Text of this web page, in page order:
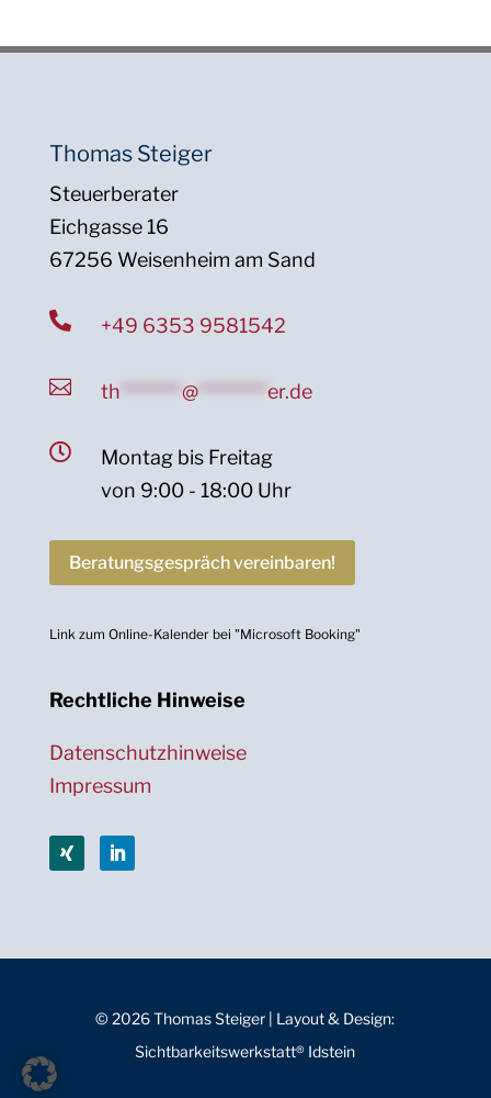
Thomas Steiger
Steuerberater
Eichgasse 16
67256 Weisenheim am Sand
 +49 6353 9581542
 th ******** @********* er.de

Montag bis Freitag
von 9:00 - 18:00 Uhr
Beratungsgespräch vereinbaren!
Link zum Online-Kalender bei "Microsoft Booking"
Rechtliche Hinweise
Datenschutzhinweise
Impressum
© 2026 Thomas Steiger | Layout & Design:
Sichtbarkeitswerkstatt® Idstein